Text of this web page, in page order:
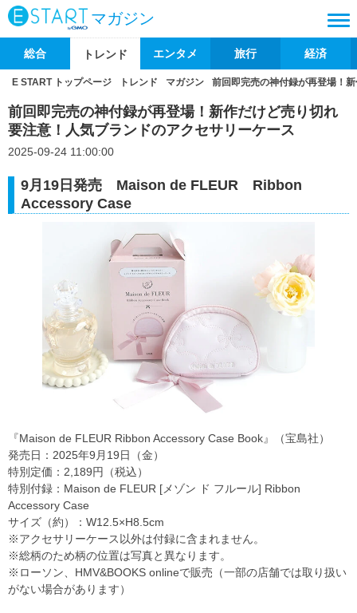
マガジン
総合 トレンド エンタメ 旅行 経済
E START トップページ トレンド マガジン 前回即完売の神付録が再登場！
前回即完売の神付録が再登場！新作だけど売り切れ
要注意！人気ブランドのアクセサリーケース
2025-09-24 11:00:00
9月19日発売 Maison de FLEUR Ribbon
Accessory Case
『Maison de FLEUR Ribbon Accessory Case Book』（宝島社）
発売日：2025年9月19日（金）
特別定価：2,189円（税込）
特別付録：Maison de FLEUR [メゾン ド フルール] Ribbon
Accessory Case
サイズ（約）：W12.5×H8.5cm
※アクセサリーケース以外は付録に含まれません。
※総柄のため柄の位置は写真と異なります。
※ローソン、HMV&BOOKS onlineで販売（一部の店舗では取り扱い
がない場合があります）